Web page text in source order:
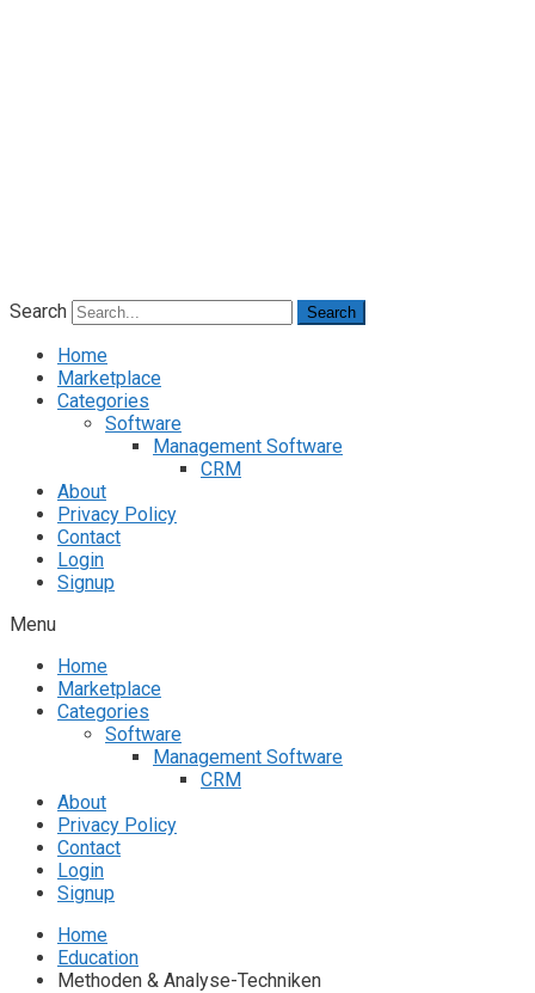
Search Search
Home
Marketplace
Categories
Software
Management Software
CRM
About
Privacy Policy
Contact
Login
Signup
Menu
Home
Marketplace
Categories
Software
Management Software
CRM
About
Privacy Policy
Contact
Login
Signup
Home
Education
Methoden & Analyse-Techniken